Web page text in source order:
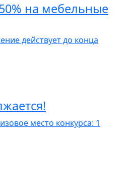
на мебельные
действует до конца
место конкурса: 1